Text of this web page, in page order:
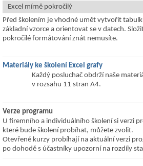
Excel mírně pokročilý
Před školením je vhodné umět vytvořit
základní vzorce a orientovat se v datech.
pokročilé formátování znát nemusíte.
Materiály ke školení Excel grafy
Každý posluchač obdrží naše
v rozsahu 11 stran A4.
Verze programu
U firemního a individuálního školení si verzi
které bude školení probíhat, můžete zvolit.
Otevřené kurzy probíhají na aktuální verzi
po dohodě s účastníky upozorní na rozdíly